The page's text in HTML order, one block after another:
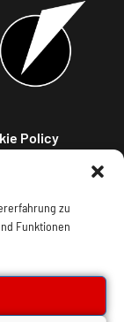
zu
Funktionen
Policy